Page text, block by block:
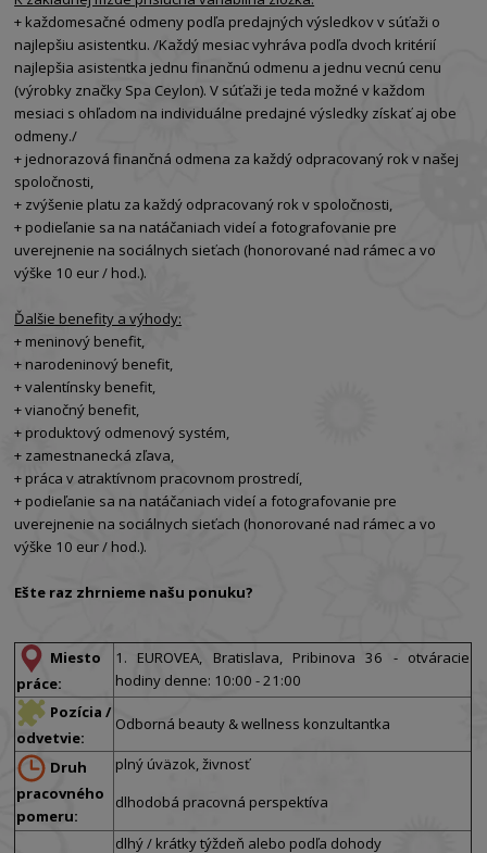
+ každomesačné odmeny podľa predajných výsledkov v súťaži o
najlepšiu asistentku. /Každý mesiac vyhráva podľa dvoch kritérií
najlepšia asistentka jednu finančnú odmenu a jednu vecnú cenu
(výrobky značky Spa Ceylon). V súťaži je teda možné v každom
mesiaci s ohľadom na individuálne predajné výsledky získať aj obe
odmeny./
+ jednorazová finančná odmena za každý odpracovaný rok v našej
spoločnosti,
+ zvýšenie platu za každý odpracovaný rok v spoločnosti,
+ podieľanie sa na natáčaniach videí a fotografovanie pre
uverejnenie na sociálnych sieťach (honorované nad rámec a vo
výške 10 eur / hod.).
Ďalšie benefity a výhody:
+ meninový benefit,
+ narodeninový benefit,
+ valentínsky benefit,
+ vianočný benefit,
+ produktový odmenový systém,
+ zamestnanecká zľava,
+ práca v atraktívnom pracovnom prostredí,
+ podieľanie sa na natáčaniach videí a fotografovanie pre
uverejnenie na sociálnych sieťach (honorované nad rámec a vo
výške 10 eur / hod.).
Ešte raz zhrnieme našu ponuku?
Miesto
práce:
1. EUROVEA, Bratislava, Pribinova 36 - otváracie
hodiny denne: 10:00 - 21:00
Pozícia /
odvetvie:
Odborná beauty & wellness konzultantka
Druh
pracovného
pomeru:
plný úväzok, živnosť
dlhodobá pracovná perspektíva
dlhý / krátky týždeň alebo podľa dohody